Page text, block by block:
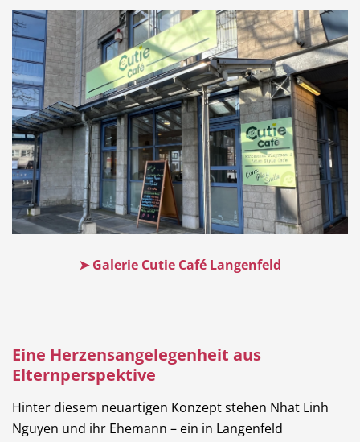
➤ Galerie Cutie Café Langenfeld
Eine Herzensangelegenheit aus
Elternperspektive
Hinter diesem neuartigen Konzept stehen Nhat Linh
Nguyen und ihr Ehemann – ein in Langenfeld